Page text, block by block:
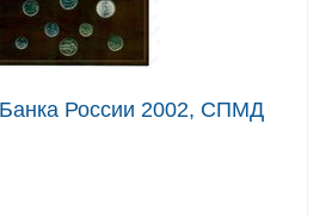
России 2002, СПМД